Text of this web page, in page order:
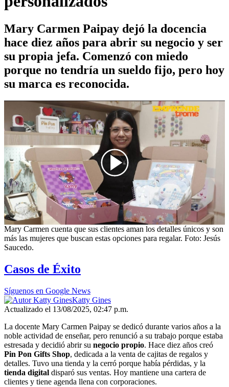
Mary Carmen Paipay dejó la docencia
hace diez años para abrir su negocio y ser
su propia jefa. Comenzó con miedo
porque no tendría un sueldo fijo, pero hoy
su marca es reconocida.
00:00 01:34
Mary Carmen cuenta que sus clientes aman los detalles únicos y son
más las mujeres que buscan estas opciones para regalar. Foto: Jesús
Saucedo.
Casos de Éxito
Síguenos en Google News
Katty Gines
Actualizado el 13/08/2025, 02:47 p.m.
La docente Mary Carmen Paipay se dedicó durante varios años a la
noble actividad de enseñar, pero renunció a su trabajo porque estaba
estresada y decidió abrir su negocio propio. Hace diez años creó
Pin Pon Gifts Shop, dedicada a la venta de cajitas de regalos y
detalles. Tuvo una tienda y la cerró porque había pérdidas, y la
tienda digital disparó sus ventas. Hoy mantiene una cartera de
clientes y tiene agenda llena con corporaciones.